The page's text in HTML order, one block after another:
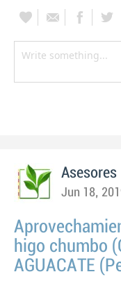
Asesores
Jun 18,
higo chumbo
AGUACATE